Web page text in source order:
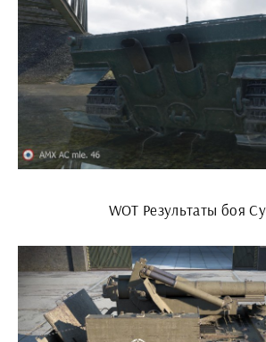
WOT Результаты боя